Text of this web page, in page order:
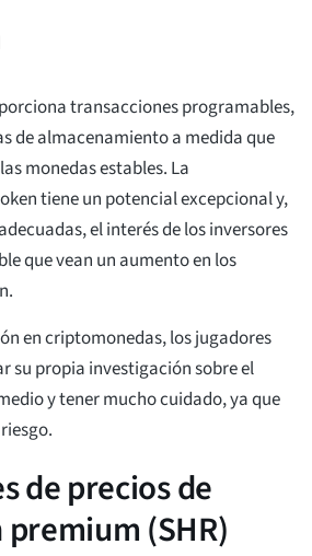
transacciones programables,
de almacenamiento a medida que
monedas estables. La
tiene un potencial excepcional y,
el interés de los inversores
que vean un aumento en los
en criptomonedas, los jugadores
su propia investigación sobre el
y tener mucho cuidado, ya que
de precios de
(SHR)